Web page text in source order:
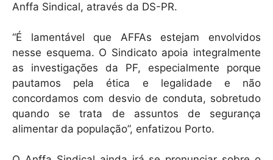
Anffa Sindical, através da DS-PR.
“É lamentável que AFFAs estejam envolvidos
nesse esquema. O Sindicato apoia integralmente
as investigações da PF, especialmente porque
pautamos pela ética e legalidade e não
concordamos com desvio de conduta, sobretudo
quando se trata de assuntos de segurança
alimentar da população”, enfatizou Porto.